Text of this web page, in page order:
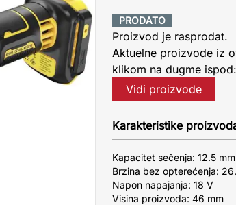
PRODATO
Proizvod je rasprodat.
Aktuelne proizvode iz
klikom na dugme ispod:
Vidi proizvode
Karakteristike
Kapacitet sečenja: 12.5 mm
Brzina bez opterećenja:
Napon napajanja: 18 V
Visina proizvoda: 46 mm